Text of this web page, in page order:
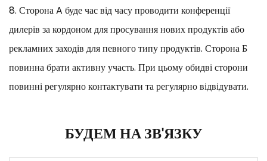
8. Сторона A буде час від часу проводити конференції
дилерів за кордоном для просування нових продуктів або
рекламних заходів для певного типу продуктів. Сторона Б
повинна брати активну участь. При цьому обидві сторони
повинні регулярно контактувати та регулярно відвідувати.
БУДЕМ НА ЗВ'ЯЗКУ